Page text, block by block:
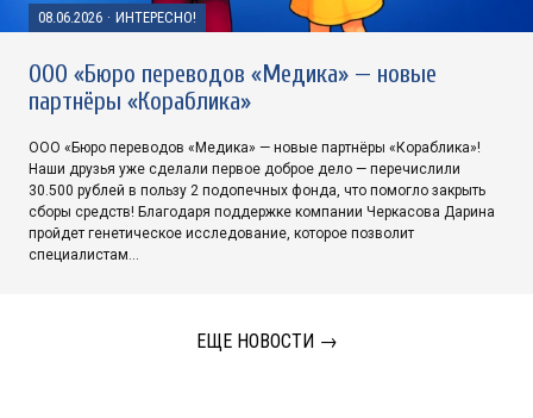
08.06.2026 · ИНТЕРЕСНО!
ООО «Бюро переводов «Медика» — новые
партнёры «Кораблика»
ООО «Бюро переводов «Медика» — новые партнёры «Кораблика»!
Наши друзья уже сделали первое доброе дело — перечислили
30.500 рублей в пользу 2 подопечных фонда, что помогло закрыть
сборы средств! Благодаря поддержке компании Черкасова Дарина
пройдет генетическое исследование, которое позволит
специалистам…
ЕЩЕ НОВОСТИ →